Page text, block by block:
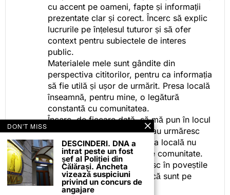
cu accent pe oameni, fapte și informații
prezentate clar și corect. Încerc să explic
lucrurile pe înțelesul tuturor și să ofer
context pentru subiectele de interes
public.
Materialele mele sunt gândite din
perspectiva cititorilor, pentru ca informația
să fie utilă și ușor de urmărit. Presa locală
înseamnă, pentru mine, o legătură
constantă cu comunitatea.
Încerc, de fiecare dată, să mă pun în locul
celor care citesc, privesc sau urmăresc
ceea ce fac. Pentru că presa locală nu
este despre mine, ci despre comunitate.
Iar dacă oamenii se regăsesc în poveștile
pe care le spun, înseamnă că sunt pe
drumul bun.
DON'T MISS
DESCINDERI. DNA a
intrat peste un fost
șef al Poliției din
Călărași. Ancheta
vizează suspiciuni
privind un concurs de
angajare